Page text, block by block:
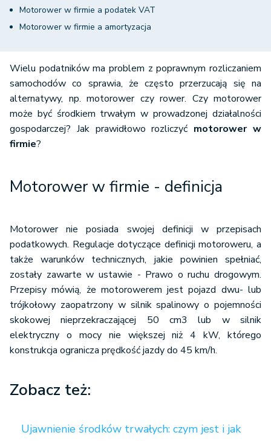
Motorower w firmie a podatek VAT
Motorower w firmie a amortyzacja
Wielu podatników ma problem z poprawnym rozliczaniem
samochodów co sprawia, że często przerzucają się na
alternatywy, np. motorower czy rower. Czy motorower
może być środkiem trwałym w prowadzonej działalności
gospodarczej? Jak prawidłowo rozliczyć motorower w
firmie?
Motorower w firmie - definicja
Motorower nie posiada swojej definicji w przepisach
podatkowych. Regulacje dotyczące definicji motoroweru, a
także warunków technicznych, jakie powinien spełniać,
zostały zawarte w ustawie - Prawo o ruchu drogowym.
Przepisy mówią, że motorowerem jest pojazd dwu- lub
trójkołowy zaopatrzony w silnik spalinowy o pojemności
skokowej nieprzekraczającej 50 cm3 lub w silnik
elektryczny o mocy nie większej niż 4 kW, którego
konstrukcja ogranicza prędkość jazdy do 45 km/h.
Zobacz też:
Ujawnienie środków trwałych: czym jest i jak